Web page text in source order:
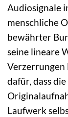
Audiosignale
menschliche
bewährter
seine lineare
Verzerrungen
dafür, dass
Laufwerk